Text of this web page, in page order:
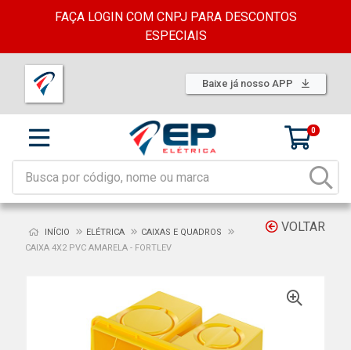
FAÇA LOGIN COM CNPJ PARA DESCONTOS
ESPECIAIS
Baixe já nosso APP
0
VOLTAR
INÍCIO ELÉTRICA
CAIXAS E QUADROS
CAIXA 4X2 PVC AMARELA - FORTLEV